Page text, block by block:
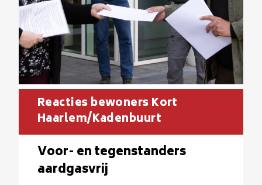
Reacties bewoners Kort
Haarlem/Kadenbuurt
Voor- en tegenstanders
aardgasvrij